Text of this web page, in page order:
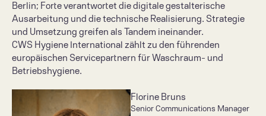
Berlin; Forte verantwortet die digitale gestalterische
Ausarbeitung und die technische Realisierung. Strategie
und Umsetzung greifen als Tandem ineinander.
CWS Hygiene International zählt zu den führenden
europäischen Servicepartnern für Waschraum- und
Betriebshygiene.
Florine Bruns
Senior Communications Manager